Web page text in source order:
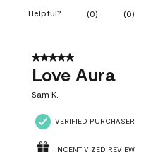
Helpful? (0) (0)
5 out of 5 stars.
Love Aura
Sam K.
VERIFIED PURCHASER
INCENTIVIZED REVIEW